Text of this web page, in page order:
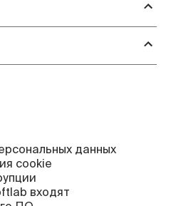
данных
cookie
входят